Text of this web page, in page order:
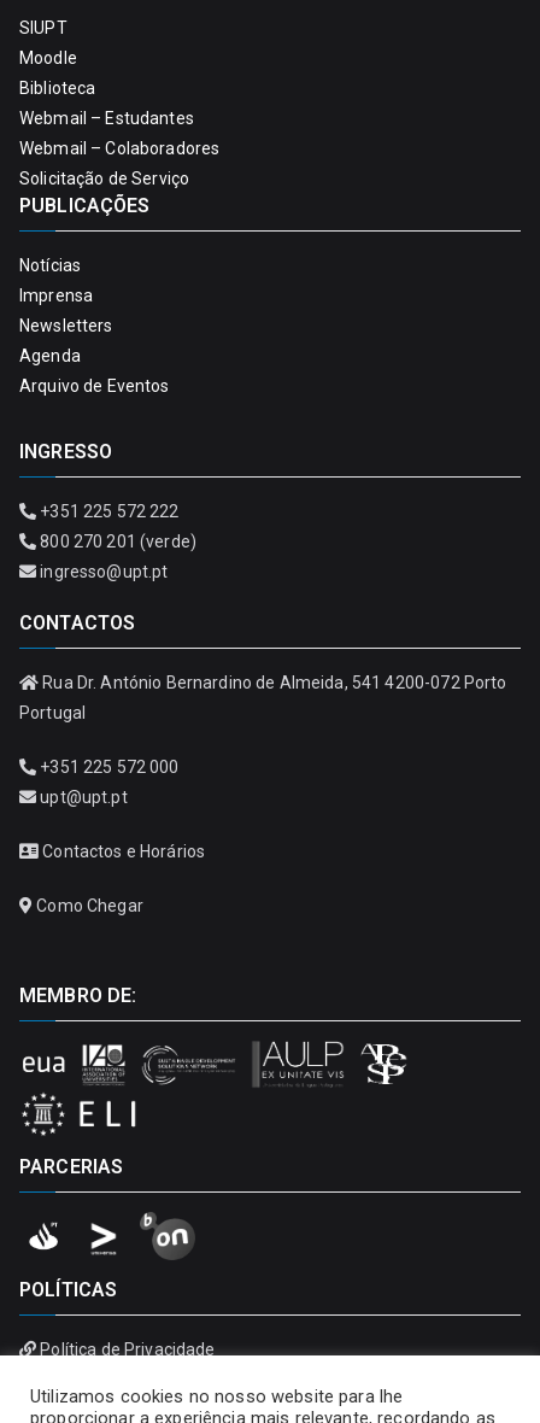
SIUPT
Moodle
Biblioteca
Webmail – Estudantes
Webmail – Colaboradores
Solicitação de Serviço
PUBLICAÇÕES
Notícias
Imprensa
Newsletters
Agenda
Arquivo de Eventos
INGRESSO
+351 225 572 222
800 270 201 (verde)
ingresso@upt.pt
CONTACTOS
Rua Dr. António Bernardino de Almeida, 541 4200-072 Porto
Portugal
+351 225 572 000
upt@upt.pt
Contactos e Horários
Como Chegar
MEMBRO DE:
PARCERIAS
POLÍTICAS
Política de Privacidade
Utilizamos cookies no nosso website para lhe
proporcionar a experiência mais relevante, recordando as